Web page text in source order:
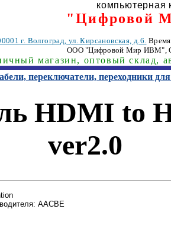
компьютерная
"Цифровой
г. Волгоград, ул. Кирсановская, д.6.
ООО "Цифровой Мир ИВМ",
магазин, оптовый склад,
переключатели, переходники
HDMI to
ver2.0
AACBE